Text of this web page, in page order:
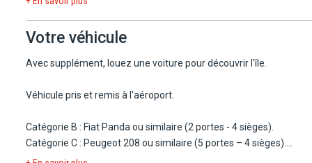
uns des endroits typiques. La longue plage de sable de
côtes de Grèce. Dans la partie sud, vous trouverez de belles
cristallines comme Skinaria.
Réservez votre séjour à l'Adult Only Pepper Sea Club Hotel 5* !
L'Adult Only Pepper Sea Club Hotel 5* vous accueille dans son
disposition des chambres tout confort dans des tons chaleureux
Votre véhicule
Avec supplément, louez une voiture pour découvrir l'île.
Véhicule pris et remis à l'aéroport.
Catégorie B : Fiat Panda ou similaire (2 portes - 4 sièges).
Catégorie C : Peugeot 208 ou similaire (5 portes – 4 sièges).
Catégorie D : Fiat Tipo ou similaire (5 portes – 4 sièges).